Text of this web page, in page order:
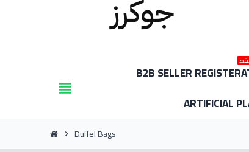
view_headline
B2B SELLER
ARTIFICIAL
chevron_right Duffel Bags